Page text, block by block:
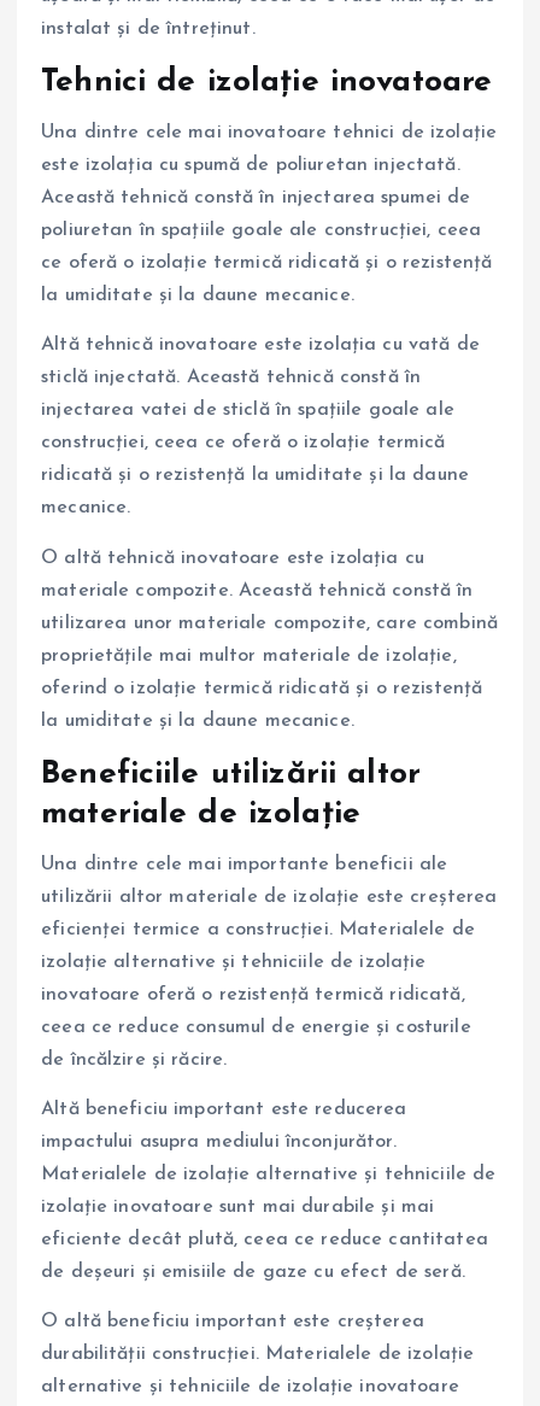
instalat și de întreținut.
Tehnici de izolație inovatoare
Una dintre cele mai inovatoare tehnici de izolație
este izolația cu spumă de poliuretan injectată.
Această tehnică constă în injectarea spumei de
poliuretan în spațiile goale ale construcției, ceea
ce oferă o izolație termică ridicată și o rezistență
la umiditate și la daune mecanice.
Altă tehnică inovatoare este izolația cu vată de
sticlă injectată. Această tehnică constă în
injectarea vatei de sticlă în spațiile goale ale
construcției, ceea ce oferă o izolație termică
ridicată și o rezistență la umiditate și la daune
mecanice.
O altă tehnică inovatoare este izolația cu
materiale compozite. Această tehnică constă în
utilizarea unor materiale compozite, care combină
proprietățile mai multor materiale de izolație,
oferind o izolație termică ridicată și o rezistență
la umiditate și la daune mecanice.
Beneficiile utilizării altor
materiale de izolație
Una dintre cele mai importante beneficii ale
utilizării altor materiale de izolație este creșterea
eficienței termice a construcției. Materialele de
izolație alternative și tehniciile de izolație
inovatoare oferă o rezistență termică ridicată,
ceea ce reduce consumul de energie și costurile
de încălzire și răcire.
Altă beneficiu important este reducerea
impactului asupra mediului înconjurător.
Materialele de izolație alternative și tehniciile de
izolație inovatoare sunt mai durabile și mai
eficiente decât plută, ceea ce reduce cantitatea
de deșeuri și emisiile de gaze cu efect de seră.
O altă beneficiu important este creșterea
durabilității construcției. Materialele de izolație
alternative și tehniciile de izolație inovatoare